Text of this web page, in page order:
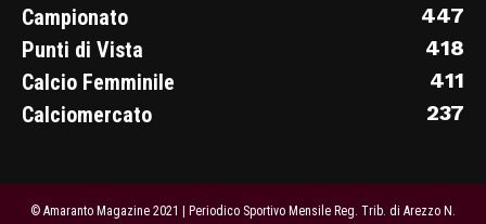
Campionato
447
Punti di Vista
418
Calcio Femminile
411
Calciomercato
237
© Amaranto Magazine 2021 | Periodico Sportivo Mensile Reg. Trib. di Arezzo N.